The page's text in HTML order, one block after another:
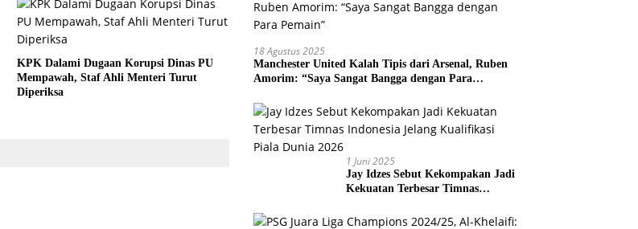
KPK Dalami Dugaan Korupsi Dinas PU
Mempawah, Staf Ahli Menteri Turut
Diperiksa
18 Agustus 2025
Manchester United Kalah Tipis dari Arsenal, Ruben
Amorim: “Saya Sangat Bangga dengan Para
1 Juni 2025
Jay Idzes Sebut Kekompakan Jadi
Kekuatan Terbesar Timnas
Dunia 2026